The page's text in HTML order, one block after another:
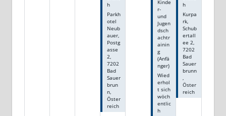
h
Parkh
otel
Neub
auer,
Postg
asse
2,
7202
Bad
Sauer
brun
n,
Öster
reich
Kinde
r-
und
Jugen
dsch
achtr
ainin
g
(Anfä
nger)
Wied
erhol
t sich
wöch
entlic
h
h
Kurpa
rk,
Schub
ertall
ee 2,
7202
Bad
Sauer
brunn
,
Öster
reich